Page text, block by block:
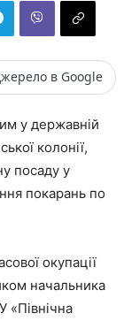
в Google
у державній
колонії,
посаду у
покарань по
окупації
начальника
«Північна